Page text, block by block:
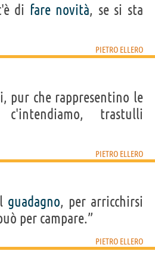
di fare novità, se si sta
PIETRO ELLERO
pur che rappresentino le
trastulli
PIETRO ELLERO
guadagno, per arricchirsi
per campare.”
PIETRO ELLERO